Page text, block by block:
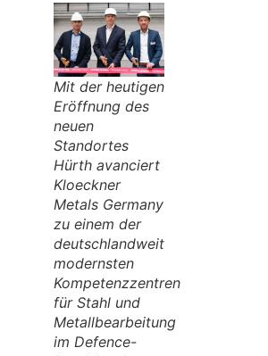
Mit der heutigen
Eröffnung des
neuen
Standortes
Hürth avanciert
Kloeckner
Metals Germany
zu einem der
deutschlandweit
modernsten
Kompetenzzentren
für Stahl und
Metallbearbeitung
im Defence-